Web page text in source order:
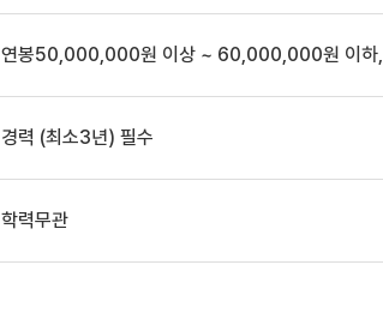
연봉50,000,000원 이상 ~ 60,000,000원 이하,
경력 (최소3년) 필수
학력무관